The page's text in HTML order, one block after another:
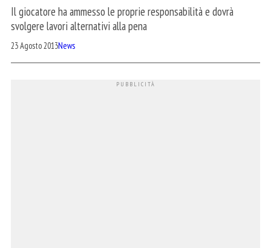
Il giocatore ha ammesso le proprie responsabilità e dovrà
svolgere lavori alternativi alla pena
23 Agosto 2013News